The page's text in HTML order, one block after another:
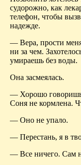
судорожно, как
телефон, чтобы
надежде.
— Вера, прости
ни за чем.
умираешь без воды.
Она засмеялась.
— Хорошо говоришь.
Соня не кормлена.
— Оно не упало.
— Перестань, я в
— Все ничего. Сам